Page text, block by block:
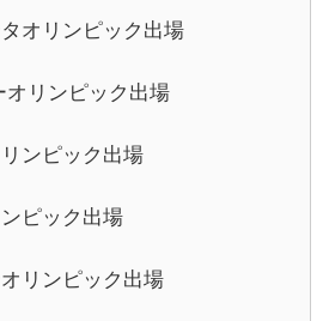
オリンピック出場
リンピック出場
ンピック出場
ピック出場
リンピック出場